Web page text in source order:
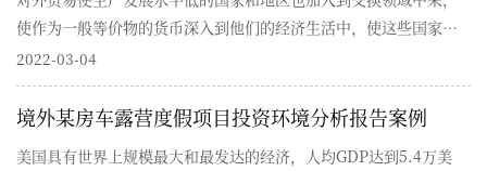
使作为一般等价物的货币深入到他们的经济生活中，使这些国家和
民族的劳动产品日益具有商品和交换价值的性质，价值规律逐渐支
配了他们的生产。《香港设立某合资企业项目尽职调查报告》提
到，近年来，随着贸易在国际经济关系中重要性的凸显，我国陆续
2022-03-04
境外某房车露营度假项目投资环境分析报告案例
美国具有世界上规模最大和最发达的经济，人均GDP达到5.4万美